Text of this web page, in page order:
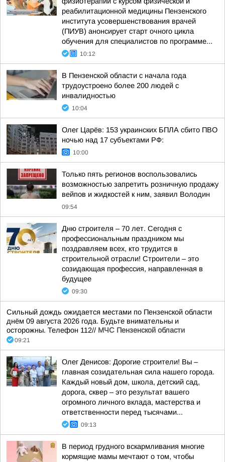
реабилитационной медицины Пензенского
института усовершенствования врачей
(ПИУВ) анонсирует старт очного цикла
обучения для специалистов по программе...
10:12
В Пензенской области с начала года
трудоустроено более 200 людей с
инвалидностью
10:04
Олег Царёв: 153 украинских БПЛА сбито ПВО
ночью над 17 субъектами РФ:
10:00
Только пять регионов воспользовались
возможностью запретить розничную продажу
вейпов и жидкостей к ним, заявил Володин
09:54
Дню строителя – 70 лет. Сегодня с
профессиональным праздником мы
поздравляем всех, кто трудится в
строительной отрасли! Строители – это
созидающая профессия, направленная в
будущее
09:30
Сильный дождь ожидается местами по Пензенской области
днём 09 августа 2026 года. Будьте внимательны и
осторожны. Телефон 112// МЧС Пензенской области
09:21
Олег Денисов: Дорогие строители! Вы –
главная созидательная сила нашего города.
Каждый новый дом, школа, детский сад,
дорога, сквер – это результат вашего
огромного личного вклада, мастерства и
ответственности перед тысячами...
09:13
В период грудного вскармливания многие
кормящие мамы мечтают о том, чтобы